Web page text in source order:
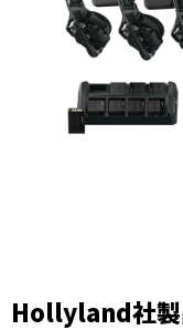
Hollyland社製